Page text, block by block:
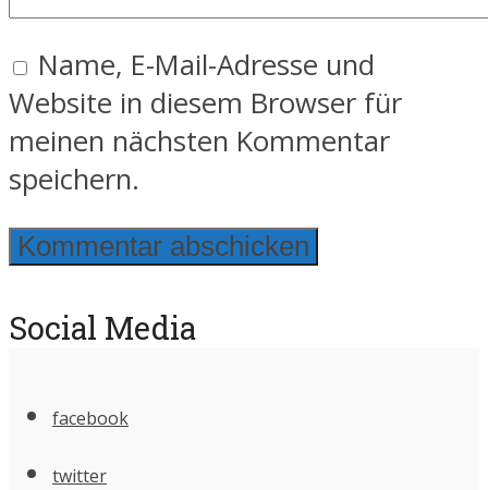
Name, E-Mail-Adresse und
Website in diesem Browser für
meinen nächsten Kommentar
speichern.
Social Media
facebook
twitter